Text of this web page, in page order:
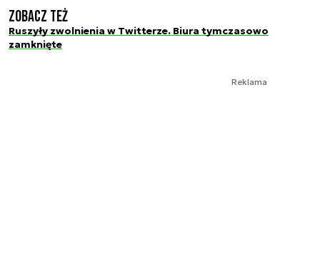
Zobacz też
Ruszyły zwolnienia w Twitterze. Biura tymczasowo
zamknięte
Reklama